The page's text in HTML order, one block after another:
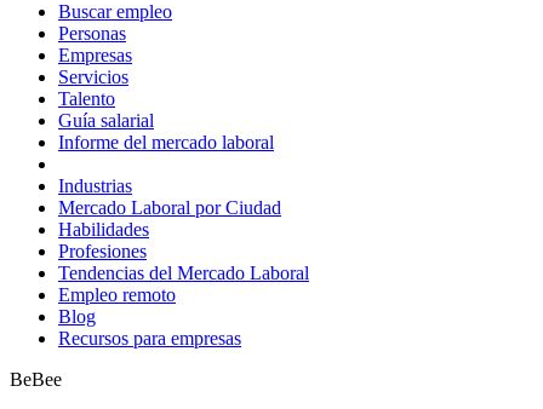
Buscar empleo
Personas
Empresas
Servicios
Talento
Guía salarial
Informe del mercado laboral
Industrias
Mercado Laboral por Ciudad
Habilidades
Profesiones
Tendencias del Mercado Laboral
Empleo remoto
Blog
Recursos para empresas
BeBee